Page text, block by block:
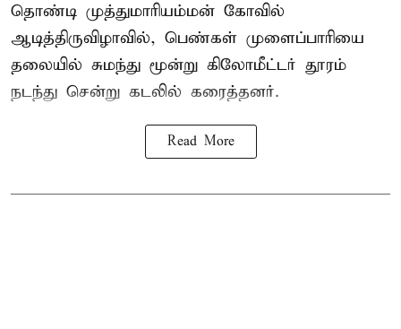
தொண்டி முத்துமாரியம்மன் கோவில்
ஆடித்திருவிழாவில், பெண்கள் முளைப்பாரியை
தலையில் சுமந்து மூன்று கிலோமீட்டர் தூரம்
நடந்து சென்று கடலில் கரைத்தனர்.
Read More